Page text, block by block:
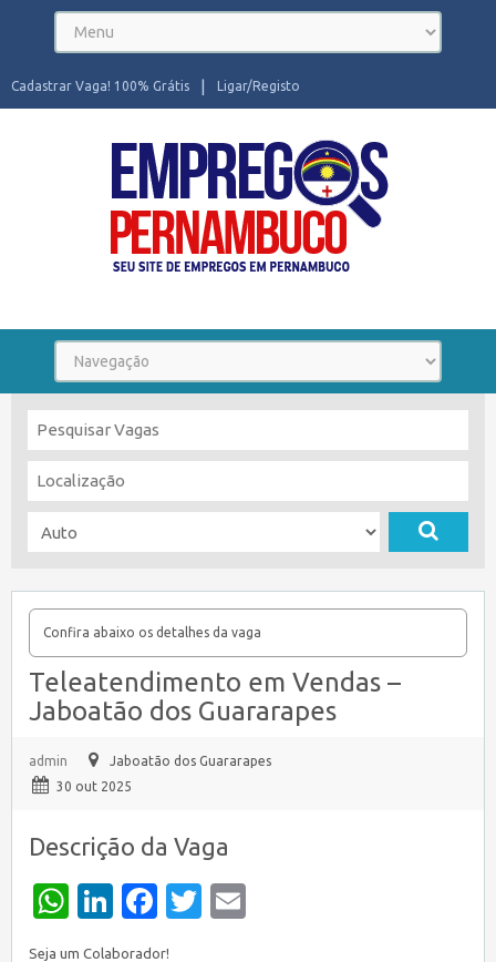
Ligar/Registo
Cadastrar Vaga! 100% Grátis
Confira abaixo os detalhes da vaga
Teleatendimento em Vendas –
Jaboatão dos Guararapes
admin
Jaboatão dos Guararapes
30 out 2025
Descrição da Vaga
WhatsApp
LinkedIn
Facebook
Twitter
Seja um Colaborador!